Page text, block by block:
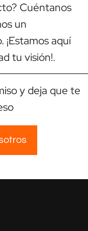
Cuéntanos
un
¡Estamos aquí
tu visión!.
y deja que te